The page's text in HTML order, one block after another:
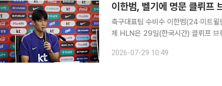
이한범, 벨기에 명문 클뤼프
축구대표팀 수비수 이한범(24·미트윌란)
체 HLN은 29일(한국시간) 클뤼프 브
것으로 전해졌다. 벨기에
2026-07-29 10:49